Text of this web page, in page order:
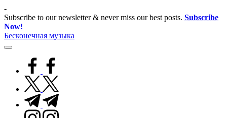
Skip
to
content
-
Subscribe to our newsletter & never miss our best posts. Subscribe
Now!
Бесконечная музыка
facebook.com
twitter.com
t.me
instagram.com